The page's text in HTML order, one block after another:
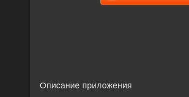
Описание приложения